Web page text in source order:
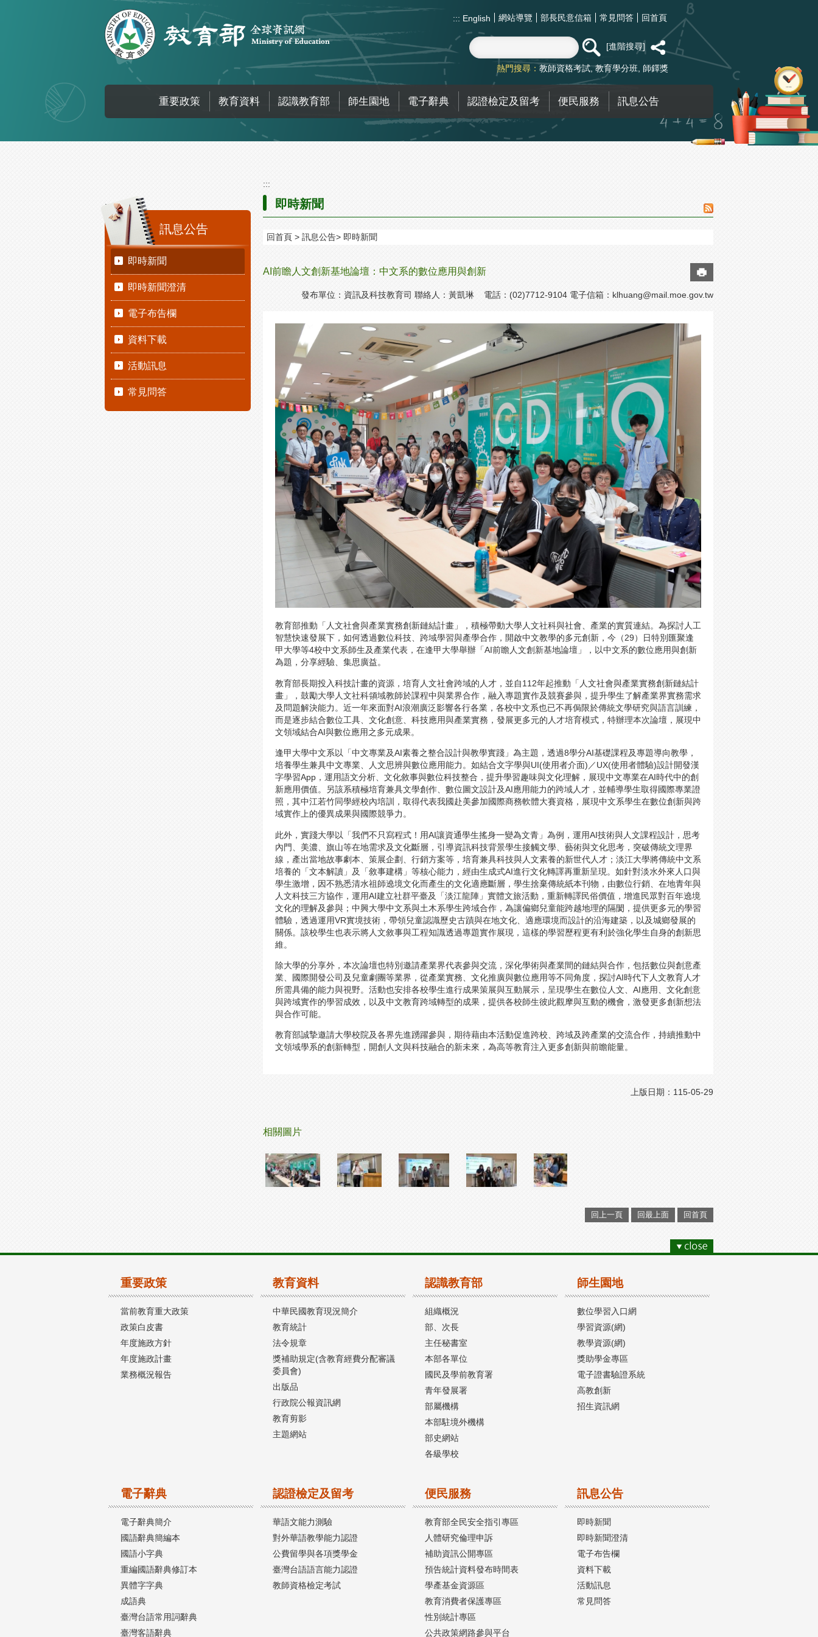
::: English 網站導覽 部長民意信箱 常見問答 回首頁
進階搜尋
熱門搜尋： 教師資格考試 教育學分班 師鐸獎
重要政策 教育資料 認識教育部 師生園地 電子辭典 認證檢定及留考 便民服務 訊息公告
:::
訊息公告
即時新聞
即時新聞澄清
電子布告欄
資料下載
活動訊息
常見問答
:::
即時新聞
回首頁 訊息公告 即時新聞
AI前瞻人文創新基地論壇：中文系的數位應用與創新
發布單位：資訊及科技教育司 聯絡人：黃凱琳 電話：(02)7712-9104 電子信箱： klhuang@mail.moe.gov.tw
教育部推動「人文社會與產業實務創新鏈結計畫」，積極帶動大學人文社科與社會、產業的實質連結。為探討人工
智慧快速發展下，如何透過數位科技、跨域學習與產學合作，開啟中文教學的多元創新，今（29）日特別匯聚逢
甲大學等4校中文系師生及產業代表，在逢甲大學舉辦「AI前瞻人文創新基地論壇」，以中文系的數位應用與創新
為題，分享經驗、集思廣益。
教育部長期投入科技計畫的資源，培育人文社會跨域的人才，並自112年起推動「人文社會與產業實務創新鏈結計
畫」，鼓勵大學人文社科領域教師於課程中與業界合作，融入專題實作及競賽參與，提升學生了解產業界實務需求
及問題解決能力。近一年來面對AI浪潮廣泛影響各行各業，各校中文系也已不再侷限於傳統文學研究與語言訓練，
而是逐步結合數位工具、文化創意、科技應用與產業實務，發展更多元的人才培育模式，特辦理本次論壇，展現中
文領域結合AI與數位應用之多元成果。
逢甲大學中文系以「中文專業及AI素養之整合設計與教學實踐」為主題，透過8學分AI基礎課程及專題導向教學，
培養學生兼具中文專業、人文思辨與數位應用能力。如結合文字學與UI(使用者介面)／UX(使用者體驗)設計開發漢
字學習App，運用語文分析、文化敘事與數位科技整合，提升學習趣味與文化理解，展現中文專業在AI時代中的創
新應用價值。另該系積極培育兼具文學創作、數位圖文設計及AI應用能力的跨域人才，並輔導學生取得國際專業證
照，其中江若竹同學經校內培訓，取得代表我國赴美參加國際商務軟體大賽資格，展現中文系學生在數位創新與跨
域實作上的優異成果與國際競爭力。
此外，實踐大學以「我們不只寫程式！用AI讓資通學生搖身一變為文青」為例，運用AI技術與人文課程設計，思考
內門、美濃、旗山等在地需求及文化斷層，引導資訊科技背景學生接觸文學、藝術與文化思考，突破傳統文理界
線，產出當地故事劇本、策展企劃、行銷方案等，培育兼具科技與人文素養的新世代人才；淡江大學將傳統中文系
培養的「文本解讀」及「敘事建構」等核心能力，經由生成式AI進行文化轉譯再重新呈現。如針對淡水外來人口與
學生激增，因不熟悉清水祖師遶境文化而產生的文化適應斷層，學生捨棄傳統紙本刊物，由數位行銷、在地青年與
人文科技三方協作，運用AI建立社群平臺及「淡江龍陣」實體文旅活動，重新轉譯民俗價值，增進民眾對百年遶境
文化的理解及參與；中興大學中文系與土木系學生跨域合作，為讓偏鄉兒童能跨越地理的隔閡，提供更多元的學習
體驗，透過運用VR實境技術，帶領兒童認識歷史古蹟與在地文化、適應環境而設計的沿海建築，以及城鄉發展的
關係。該校學生也表示將人文敘事與工程知識透過專題實作展現，這樣的學習歷程更有利於強化學生自身的創新思
維。
除大學的分享外，本次論壇也特別邀請產業界代表參與交流，深化學術與產業間的鏈結與合作，包括數位與創意產
業、國際開發公司及兒童劇團等業界，從產業實務、文化推廣與數位應用等不同角度，探討AI時代下人文教育人才
所需具備的能力與視野。活動也安排各校學生進行成果策展與互動展示，呈現學生在數位人文、AI應用、文化創意
與跨域實作的學習成效，以及中文教育跨域轉型的成果，提供各校師生彼此觀摩與互動的機會，激發更多創新想法
與合作可能。
教育部誠摯邀請大學校院及各界先進踴躍參與，期待藉由本活動促進跨校、跨域及跨產業的交流合作，持續推動中
文領域學系的創新轉型，開創人文與科技融合的新未來，為高等教育注入更多創新與前瞻能量。
上版日期：115-05-29
相關圖片
回上一頁 回最上面 回首頁
重要政策
當前教育重大政策
政策白皮書
年度施政方針
年度施政計畫
業務概況報告
教育資料
中華民國教育現況簡介
教育統計
法令規章
獎補助規定(含教育經費分配審議
委員會)
出版品
行政院公報資訊網
教育剪影
主題網站
認識教育部
組織概況
部、次長
主任秘書室
本部各單位
國民及學前教育署
青年發展署
部屬機構
本部駐境外機構
部史網站
各級學校
師生園地
數位學習入口網
學習資源(網)
教學資源(網)
獎助學金專區
電子證書驗證系統
高教創新
招生資訊網
電子辭典
電子辭典簡介
國語辭典簡編本
國語小字典
重編國語辭典修訂本
異體字字典
成語典
臺灣台語常用詞辭典
臺灣客語辭典
認證檢定及留考
華語文能力測驗
對外華語教學能力認證
公費留學與各項獎學金
臺灣台語語言能力認證
教師資格檢定考試
便民服務
教育部全民安全指引專區
人體研究倫理申訴
補助資訊公開專區
預告統計資料發布時間表
學產基金資源區
教育消費者保護專區
性別統計專區
公共政策網路參與平台
訊息公告
即時新聞
即時新聞澄清
電子布告欄
資料下載
活動訊息
常見問答